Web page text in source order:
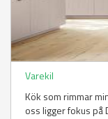
Varekil
Kök som rimmar
oss ligger fokus på